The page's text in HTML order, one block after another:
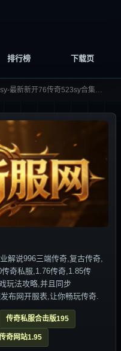
排行榜 下载页
最新新开76传奇523sy合集大全-
解说996三端传奇,复古传奇,
奇私服,1.76传奇,1.85传
玩法攻略,并且同步
布网开服表,让你畅玩传奇.
传奇私服合击版195
奇网站1.95